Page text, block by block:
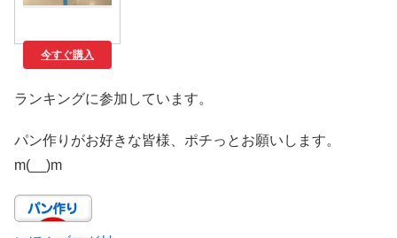
今すぐ購入
ランキングに参加しています。
パン作りがお好きな皆様、ポチっとお願いします。
m(__)m